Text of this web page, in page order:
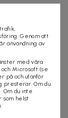
Genom att
användning av
med våra
och Microsoft (se
på och utanför
presterar. Om du
Om du inte
som helst